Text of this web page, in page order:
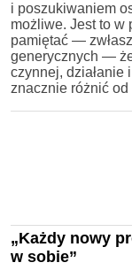
i poszukiwaniem
możliwe. Jest to w
pamiętać —
generycznych —
czynnej, działanie
znacznie różnić od
„Każdy nowy
w sobie”